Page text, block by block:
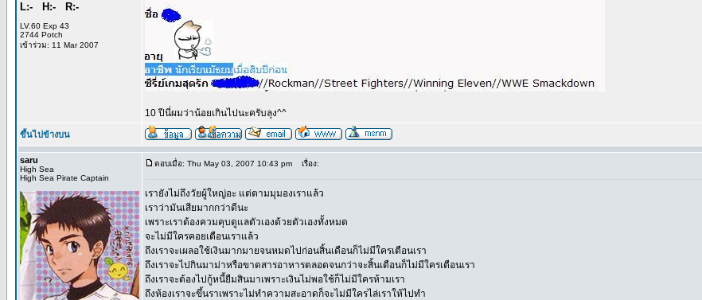
L:- H:- R:-
LV.60 Exp 43
2744 Potch
เข้าร่วม: 11 Mar 2007
10 ปีนี่ผมว่าน้อยเกินไปนะครับลุง^^
ขึ้นไปข้างบน
saru
High Sea
High Sea Pirate Captain
ตอบเมื่อ: Thu May 03, 2007 10:43 pm เรื่อง:
เรายังไม่ถึงวัยผู้ใหญ่อะ แต่ตามมุมองเราแล้ว
เราว่ามันเสียมากกว่าดีนะ
เพราะเราต้องควมคุบดูแลตัวเองด้วยตัวเองทั้งหมด
จะไม่มีใครคอยเตือนเราแล้ว
ถึงเราจะเผลอใช้เงินมากมายจนหมดไปก่อนสิ้นเดือนก็ไม่มีใครเตือนเรา
ถึงเราจะไปกินมาม่าหรือขาดสารอาหารตลอดจนกว่าจะสิ้นเดือนก็ไม่มีใครเตือนเรา
ถึงเราจะต้องไปกู้หนี้ยืมสินมาเพราะเงินไม่พอใช้ก็ไม่มีใครห้ามเรา
ถึงห้องเราจะขึ้นราเพราะไม่ทำความสะอาดก็จะไม่มีใครไล่เราให้ไปทำ